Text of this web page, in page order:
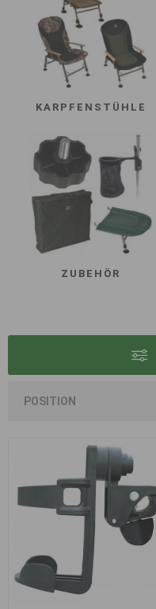
KARPFENSTÜHLE
ZUBEHÖR